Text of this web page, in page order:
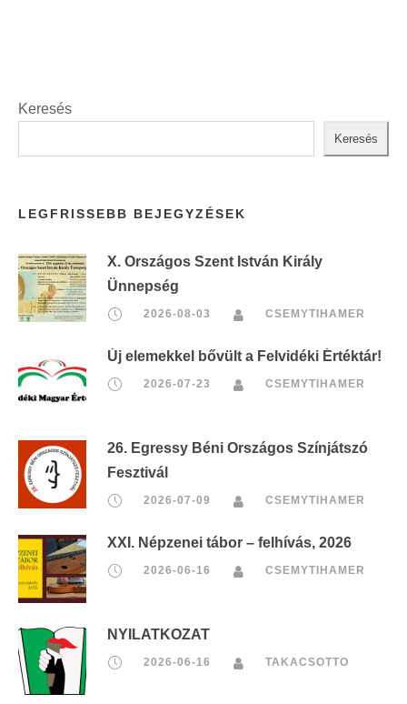
Keresés
Keresés
LEGFRISSEBB BEJEGYZÉSEK
X. Országos Szent István Király
Ünnepség
2026-08-03 CSEMYTIHAMER
Új elemekkel bővült a Felvidéki Értéktár!
2026-07-23 CSEMYTIHAMER
26. Egressy Béni Országos Színjátszó
Fesztivál
2026-07-09 CSEMYTIHAMER
XXI. Népzenei tábor – felhívás, 2026
2026-06-16 CSEMYTIHAMER
NYILATKOZAT
2026-06-16 TAKACSOTTO